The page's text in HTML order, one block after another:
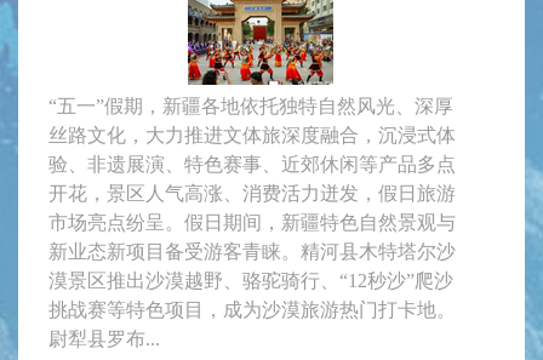
“五一”假期，新疆各地依托独特自然风光、深厚
丝路文化，大力推进文体旅深度融合，沉浸式体
验、非遗展演、特色赛事、近郊休闲等产品多点
开花，景区人气高涨、消费活力迸发，假日旅游
市场亮点纷呈。假日期间，新疆特色自然景观与
新业态新项目备受游客青睐。精河县木特塔尔沙
漠景区推出沙漠越野、骆驼骑行、“12秒沙”爬沙
挑战赛等特色项目，成为沙漠旅游热门打卡地。
尉犁县罗布...